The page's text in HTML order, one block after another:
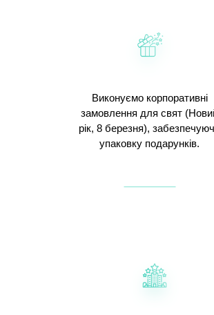
Виконуємо корпоративні
замовлення для свят
рік, 8 березня),
упаковку подарунків.